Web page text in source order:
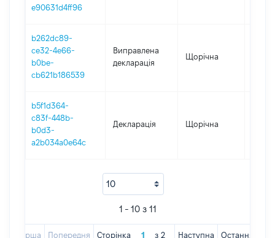
e90631d4ff96
b262dc89-
ce32-4e66-
b0be-
cb621b186539
Виправлена
декларація
Щорічна
b5f1d364-
c83f-448b-
b0d3-
a2b034a0e64c
Декларація Щорічна
1 - 10 з 11
Перша Попередня Сторінка з 2 Наступна Остання